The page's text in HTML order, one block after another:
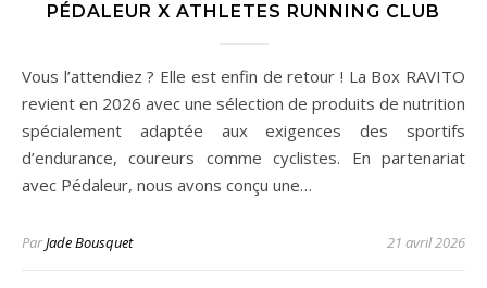
PÉDALEUR X ATHLETES RUNNING CLUB
Vous l’attendiez ? Elle est enfin de retour ! La Box RAVITO
revient en 2026 avec une sélection de produits de nutrition
spécialement adaptée aux exigences des sportifs
d’endurance, coureurs comme cyclistes. En partenariat
avec Pédaleur, nous avons conçu une…
ParJade Bousquet 21 avril 2026